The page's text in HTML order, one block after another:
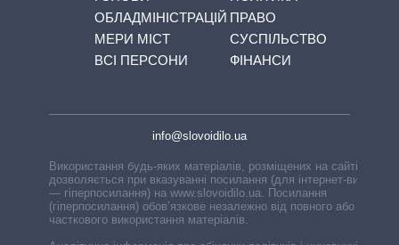
ОБЛАДМІНІСТРАЦІЙ
МЕРИ МІСТ
ВСІ ПЕРСОНИ
ПРАВО
СУСПІЛЬСТВО
ФІНАНСИ
info@slovoidilo.ua
Використання будь-яких матеріалів, розміщених на сайті,
дозволяється при вказуванні посилання (для інтернет-видань
— гіперпосилання) на www.slovoidilo.ua. Посилання
(гіперпосилання) обов’язкове незалежно від повного або
часткового використання матеріалів.